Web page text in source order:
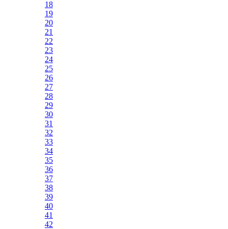
18
19
20
21
22
23
24
25
26
27
28
29
30
31
32
33
34
35
36
37
38
39
40
41
42